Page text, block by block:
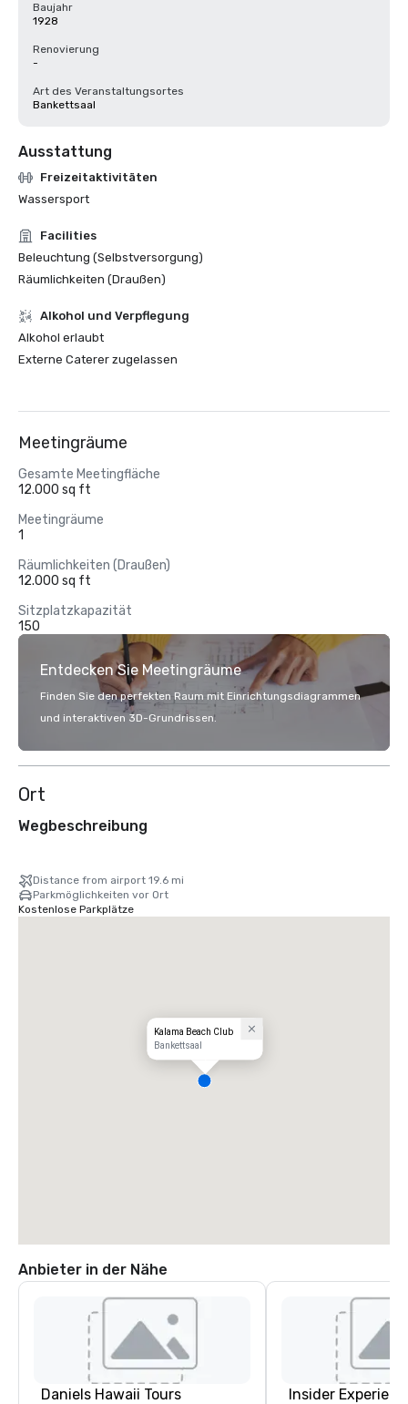
Baujahr
1928
Renovierung
-
Art des Veranstaltungsortes
Bankettsaal
Ausstattung
Freizeitaktivitäten
Wassersport
Facilities
Beleuchtung (Selbstversorgung)
Räumlichkeiten (Draußen)
‪Alkohol‬ und Verpflegung
‪Alkohol‬ erlaubt
Externe Caterer zugelassen
Meetingräume
Gesamte Meetingfläche
12.000 sq ft
Meetingräume
1
Räumlichkeiten (Draußen)
12.000 sq ft
Sitzplatzkapazität
150
Entdecken Sie Meetingräume
Finden Sie den perfekten Raum mit Einrichtungsdiagrammen
und interaktiven 3D-Grundrissen.
Ort
Wegbeschreibung
Distance from airport 19.6 mi
Parkmöglichkeiten vor Ort
Kostenlose Parkplätze
Kalama Beach Club
Bankettsaal
Anbieter in der Nähe
Daniels Hawaii Tours Insider